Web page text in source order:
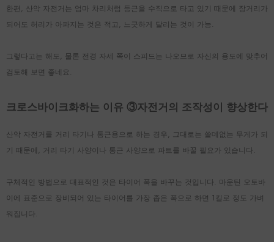
한편, 산악 자전거는 엄마 차리처럼 등근을 수직으로 타고 있기 때문에 장거리가
되어도 허리가 아파지는 것은 적고, 느긋하게 달리는 것이 가능.
그렇다고는 해도, 물론 전경 자세 쪽이 스피드는 나오므로 자신의 용도에 맞추어
검토해 보면 좋네요.
크로스바이크화하는 이유 ③자전거의 조작성이 향상한다
산악 자전거를 거리 타기나 통근용으로 하는 경우, 그대로는 쓸데없는 무게가 되
기 때문에, 거리 타기 사양이나 통근 사양으로 파트를 바꿀 필요가 있습니다.
구체적인 방법으로 대표적인 것은 타이어 폭을 바꾸는 것입니다. 마운틴 오토바
이에 표준으로 장비되어 있는 타이어를 가장 좁은 폭으로 하면 1킬로 정도 가벼
워집니다.